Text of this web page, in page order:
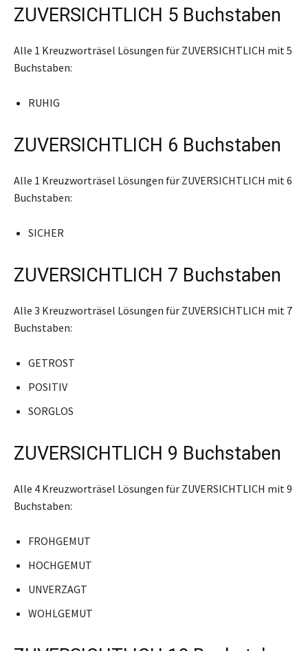
ZUVERSICHTLICH 5 Buchstaben
Alle 1 Kreuzworträsel Lösungen für ZUVERSICHTLICH mit 5
Buchstaben:
RUHIG
ZUVERSICHTLICH 6 Buchstaben
Alle 1 Kreuzworträsel Lösungen für ZUVERSICHTLICH mit 6
Buchstaben:
SICHER
ZUVERSICHTLICH 7 Buchstaben
Alle 3 Kreuzworträsel Lösungen für ZUVERSICHTLICH mit 7
Buchstaben:
GETROST
POSITIV
SORGLOS
ZUVERSICHTLICH 9 Buchstaben
Alle 4 Kreuzworträsel Lösungen für ZUVERSICHTLICH mit 9
Buchstaben:
FROHGEMUT
HOCHGEMUT
UNVERZAGT
WOHLGEMUT